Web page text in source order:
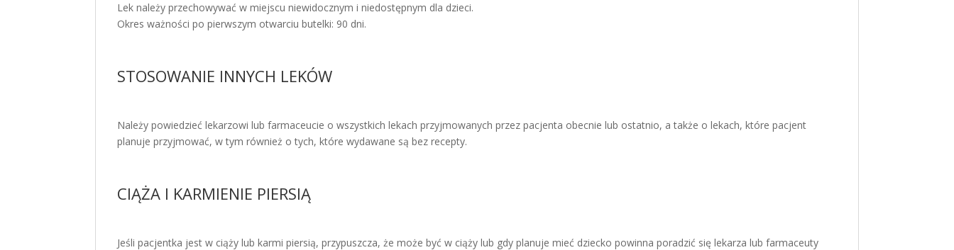
Lek należy przechowywać w miejscu niewidocznym i niedostępnym dla dzieci.
Okres ważności po pierwszym otwarciu butelki: 90 dni.
STOSOWANIE INNYCH LEKÓW
Należy powiedzieć lekarzowi lub farmaceucie o wszystkich lekach przyjmowanych przez pacjenta obecnie lub ostatnio, a także o lekach, które pacjent
planuje przyjmować, w tym również o tych, które wydawane są bez recepty.
CIĄŻA I KARMIENIE PIERSIĄ
Jeśli pacjentka jest w ciąży lub karmi piersią, przypuszcza, że może być w ciąży lub gdy planuje mieć dziecko powinna poradzić się lekarza lub farmaceuty